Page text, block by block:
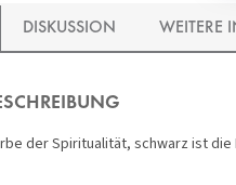
DISKUSSION WEITERE
der Spiritualität, schwarz ist